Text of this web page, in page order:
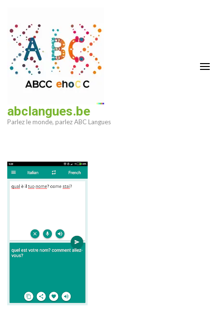
contenu
(Pressez
Entrée)
abclangues.be
Parlez le monde, parlez ABC Langues